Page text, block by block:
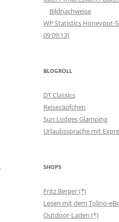
Bildnachweise
WP Statistics Honeypot-
09:09:13]
BLOGROLL
DT Classics
Reisezäpfchen
Sun Lodges Glamping
Urlaubssprache mit
SHOPS
Fritz Berger (*)
Lesen mit dem Tolino-
Outdoor-Laden (*)